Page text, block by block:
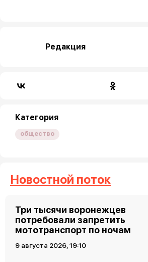
Редакция
Категория
общество
Новостной поток
Три тысячи воронежцев
потребовали запретить
мототранспорт по ночам
9 августа 2026, 19:10